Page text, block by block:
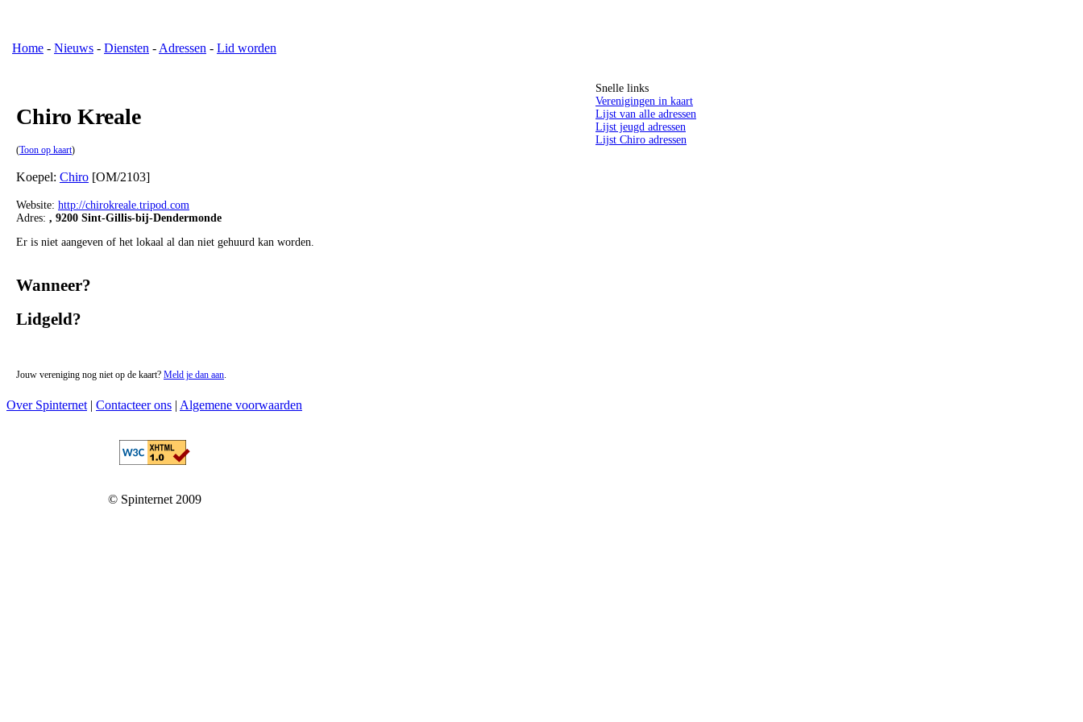
Home - Nieuws - Diensten - Adressen - Lid worden
Chiro Kreale
(Toon op kaart)
Koepel: Chiro [OM/2103]
Website: http://chirokreale.tripod.com
Adres: , 9200 Sint-Gillis-bij-Dendermonde
Er is niet aangeven of het lokaal al dan niet gehuurd kan worden.
Wanneer?
Lidgeld?
Jouw vereniging nog niet op de kaart? Meld je dan aan.
Snelle links
Verenigingen in kaart
Lijst van alle adressen
Lijst jeugd adressen
Lijst Chiro adressen
Over Spinternet | Contacteer ons | Algemene voorwaarden
© Spinternet 2009